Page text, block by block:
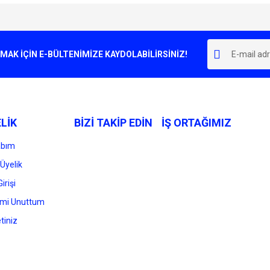
İÇİN E-BÜLTENİMİZE KAYDOLABİLİRSİNİZ!
Unuttum
BİZİ TAKİP EDİN İŞ ORTAĞIMIZ